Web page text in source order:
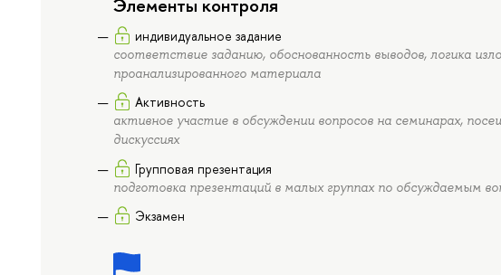
индивидуальное задание
соответствие заданию, обоснованность выводов, логика
проанализированного материала
Активность
активное участие в обсуждении вопросов на семинарах,
дискуссиях
Групповая презентация
подготовка презентаций в малых группах по обсуждаемым
Экзамен